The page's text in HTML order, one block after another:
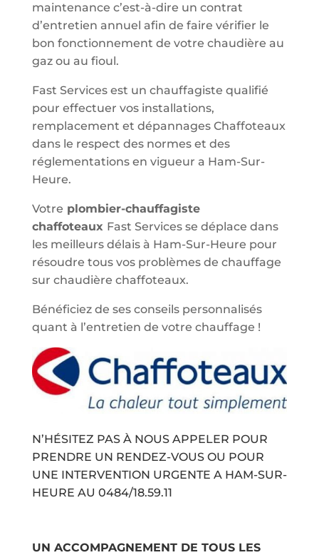
maintenance c’est-à-dire un contrat
d’entretien annuel afin de faire vérifier le
bon fonctionnement de votre chaudière au
gaz ou au fioul.
Fast Services est un chauffagiste qualifié
pour effectuer vos installations,
remplacement et dépannages Chaffoteaux
dans le respect des normes et des
réglementations en vigueur a Ham-Sur-
Heure.
Votre plombier-chauffagiste
chaffoteaux Fast Services se déplace dans
les meilleurs délais à Ham-Sur-Heure pour
résoudre tous vos problèmes de chauffage
sur chaudière chaffoteaux.
Bénéficiez de ses conseils personnalisés
quant à l’entretien de votre chauffage !
N’HÉSITEZ PAS À NOUS APPELER POUR
PRENDRE UN RENDEZ-VOUS OU POUR
UNE INTERVENTION URGENTE A HAM-SUR-
HEURE AU 0484/18.59.11
UN ACCOMPAGNEMENT DE TOUS LES